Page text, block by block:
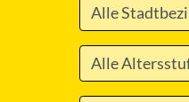
Alle
Alle